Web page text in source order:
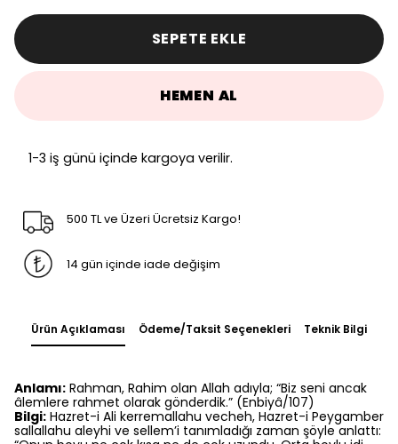
SEPETE EKLE
HEMEN AL
1-3 iş günü içinde kargoya verilir.
500 TL ve Üzeri Ücretsiz Kargo!
14 gün içinde iade değişim
Ürün Açıklaması Ödeme/Taksit Seçenekleri Teknik Bilgi
Anlamı: Rahman, Rahim olan Allah adıyla; “Biz seni ancak
âlemlere rahmet olarak gönderdik.” (Enbiyâ/107)
Bilgi: Hazret-i Ali kerremallahu vecheh, Hazret-i Peygamber
sallallahu aleyhi ve sellem’i tanımladığı zaman şöyle anlattı: